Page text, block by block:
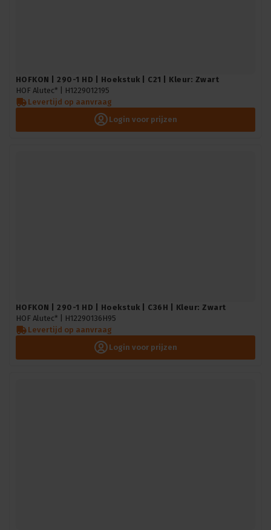
HOFKON | 290-1 HD | Hoekstuk | C21 | Kleur: Zwart
HOF Alutec* |
H1229012195
Levertijd op aanvraag
Login voor prijzen
HOFKON | 290-1 HD | Hoekstuk | C36H | Kleur: Zwart
HOF Alutec* |
H12290136H95
Levertijd op aanvraag
Login voor prijzen